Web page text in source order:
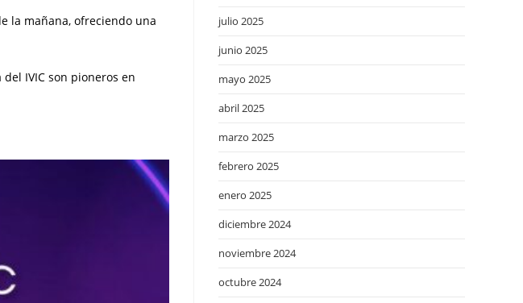
la mañana, ofreciendo una
IVIC son pioneros en
julio 2025
junio 2025
mayo 2025
abril 2025
marzo 2025
febrero 2025
enero 2025
diciembre 2024
noviembre 2024
octubre 2024